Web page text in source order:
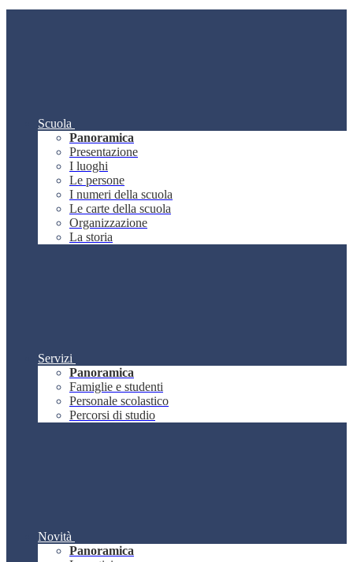
Scuola
Panoramica
Presentazione
I luoghi
Le persone
I numeri della scuola
Le carte della scuola
Organizzazione
La storia
Servizi
Panoramica
Famiglie e studenti
Personale scolastico
Percorsi di studio
Novità
Panoramica